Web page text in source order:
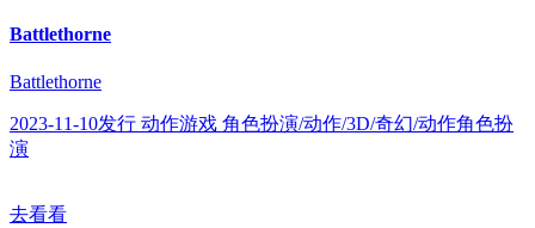
Battlethorne
Battlethorne
2023-11-10发行 动作游戏 角色扮演/动作/3D/奇幻/动作角色扮
演
去看看